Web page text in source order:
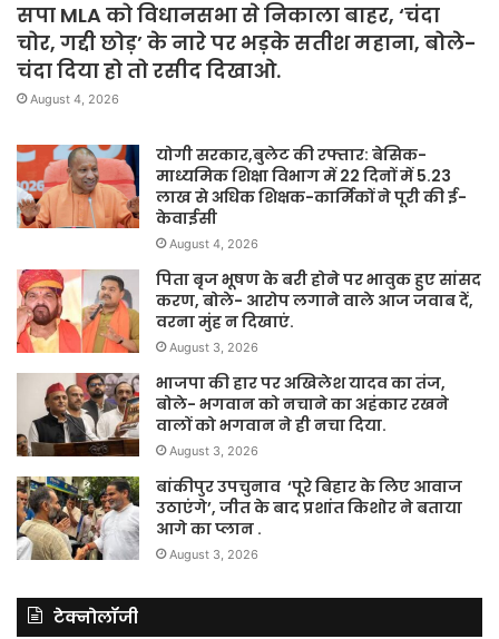
सपा MLA को विधानसभा से निकाला बाहर, ‘चंदा
चोर, गद्दी छोड़’ के नारे पर भड़के सतीश महाना, बोले-
चंदा दिया हो तो रसीद दिखाओ.
August 4, 2026
योगी सरकार,बुलेट की रफ्तार: बेसिक-
माध्यमिक शिक्षा विभाग में 22 दिनों में 5.23
लाख से अधिक शिक्षक-कार्मिकों ने पूरी की ई-
केवाईसी
August 4, 2026
पिता बृज भूषण के बरी होने पर भावुक हुए सांसद
करण, बोले- आरोप लगाने वाले आज जवाब दें,
वरना मुंह न दिखाएं.
August 3, 2026
भाजपा की हार पर अखिलेश यादव का तंज,
बोले- भगवान को नचाने का अहंकार रखने
वालों को भगवान ने ही नचा दिया.
August 3, 2026
बांकीपुर उपचुनाव ‘पूरे बिहार के लिए आवाज
उठाएंगे’, जीत के बाद प्रशांत किशोर ने बताया
आगे का प्लान .
August 3, 2026
टेक्नोलॉजी